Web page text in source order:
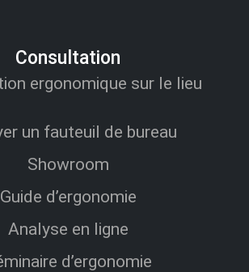
Consultation
ergonomique sur le lieu
un fauteuil de bureau
Showroom
Guide d’ergonomie
Analyse en ligne
d’ergonomie